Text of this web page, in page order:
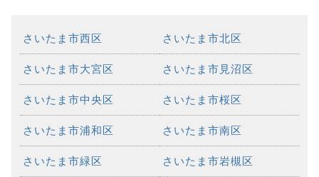
さいたま市西区 さいたま市北区
さいたま市大宮区 さいたま市見沼区
さいたま市中央区 さいたま市桜区
さいたま市浦和区 さいたま市南区
さいたま市緑区 さいたま市岩槻区